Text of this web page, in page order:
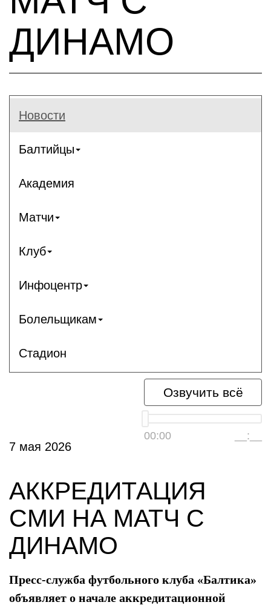
ДИНАМО
Новости
Балтийцы
Академия
Матчи
Клуб
Инфоцентр
Болельщикам
Стадион
Озвучить всё
00:00 __:__
7 мая 2026
АККРЕДИТАЦИЯ
СМИ НА МАТЧ С
ДИНАМО
Пресс-служба футбольного клуба «Балтика»
объявляет о начале аккредитационной